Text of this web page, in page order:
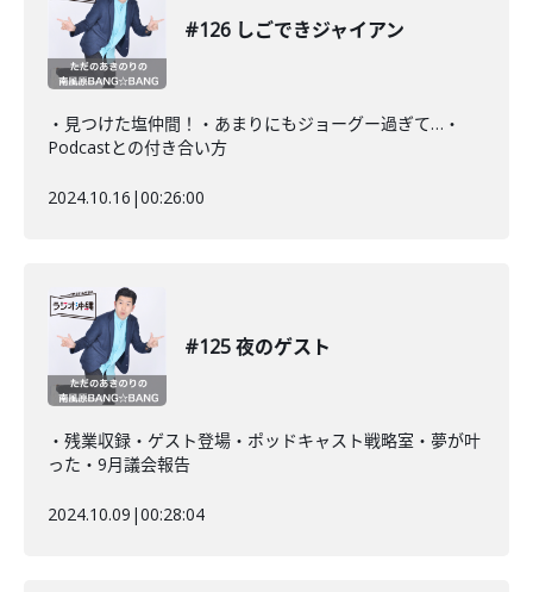
#126 しごできジャイアン
・見つけた塩仲間！・あまりにもジョーグー過ぎて…・
Podcastとの付き合い方
2024.10.16 |00:26:00
#125 夜のゲスト
・残業収録・ゲスト登場・ポッドキャスト戦略室・夢が叶
った・9月議会報告
2024.10.09 |00:28:04